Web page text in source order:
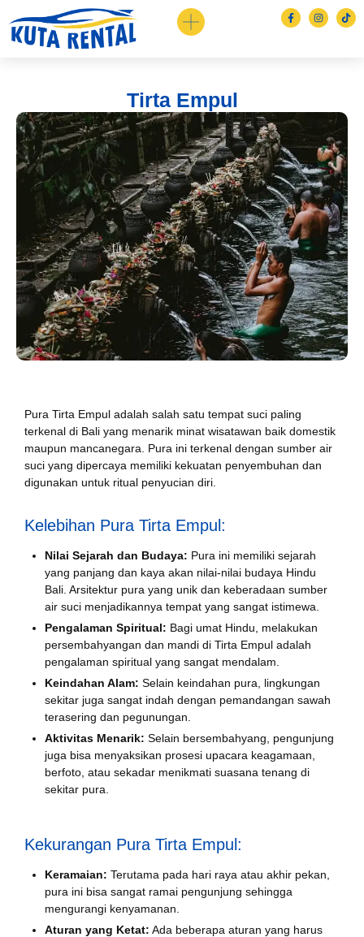
Tirta Empul
Pura Tirta Empul adalah salah satu tempat suci paling
terkenal di Bali yang menarik minat wisatawan baik domestik
maupun mancanegara. Pura ini terkenal dengan sumber air
suci yang dipercaya memiliki kekuatan penyembuhan dan
digunakan untuk ritual penyucian diri.
Kelebihan Pura Tirta Empul:
Nilai Sejarah dan Budaya: Pura ini memiliki sejarah
yang panjang dan kaya akan nilai-nilai budaya Hindu
Bali. Arsitektur pura yang unik dan keberadaan sumber
air suci menjadikannya tempat yang sangat istimewa.
Pengalaman Spiritual: Bagi umat Hindu, melakukan
persembahyangan dan mandi di Tirta Empul adalah
pengalaman spiritual yang sangat mendalam.
Keindahan Alam: Selain keindahan pura, lingkungan
sekitar juga sangat indah dengan pemandangan sawah
terasering dan pegunungan.
Aktivitas Menarik: Selain bersembahyang, pengunjung
juga bisa menyaksikan prosesi upacara keagamaan,
berfoto, atau sekadar menikmati suasana tenang di
sekitar pura.
Kekurangan Pura Tirta Empul:
Keramaian: Terutama pada hari raya atau akhir pekan,
pura ini bisa sangat ramai pengunjung sehingga
mengurangi kenyamanan.
Aturan yang Ketat: Ada beberapa aturan yang harus